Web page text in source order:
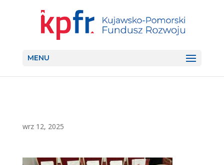
MENU
wrz 12, 2025